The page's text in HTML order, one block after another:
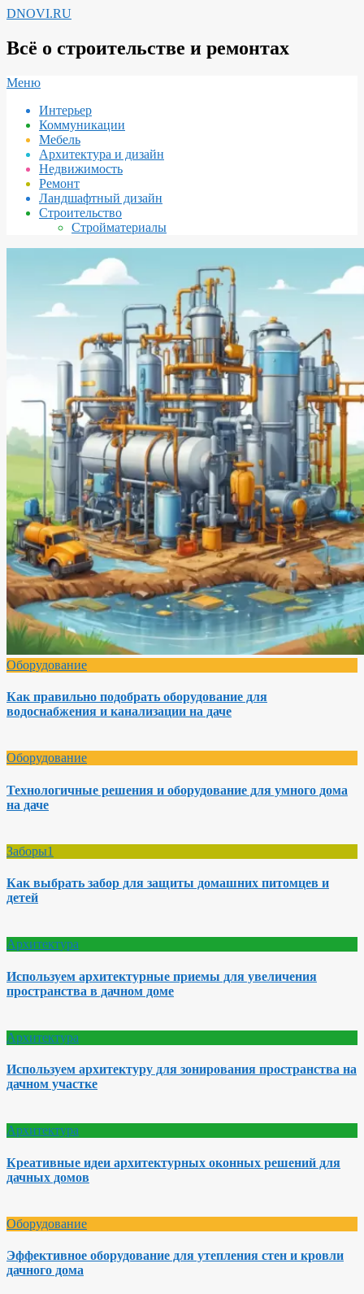
Перейти
содержимому
DNOVI.RU
Всё о строительстве и ремонтах
Вторичное
навигации
Меню
Интерьер
Коммуникации
Мебель
Архитектура и дизайн
Недвижимость
Ремонт
Ландшафтный дизайн
Строительство
Стройматериалы
Оборудование
Как правильно подобрать оборудование для
водоснабжения и канализации на даче
Оборудование
Технологичные решения и оборудование для умного дома
на даче
Заборы1
Как выбрать забор для защиты домашних питомцев и
детей
Архитектура
Используем архитектурные приемы для увеличения
пространства в дачном доме
Архитектура
Используем архитектуру для зонирования пространства на
дачном участке
Архитектура
Креативные идеи архитектурных оконных решений для
дачных домов
Оборудование
Эффективное оборудование для утепления стен и кровли
дачного дома